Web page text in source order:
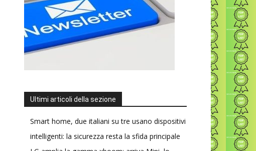
Ultimi articoli della sezione
Smart home, due italiani su tre usano dispositivi
intelligenti: la sicurezza resta la sfida principale